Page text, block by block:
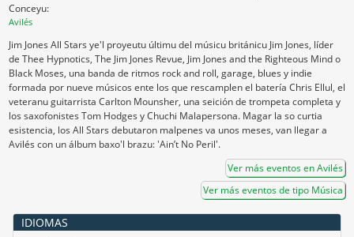
Conceyu:
Avilés
Jim Jones All Stars ye'l proyeutu últimu del músicu británicu Jim Jones, líder
de Thee Hypnotics, The Jim Jones Revue, Jim Jones and the Righteous Mind o
Black Moses, una banda de ritmos rock and roll, garage, blues y indie
formada por nueve músicos ente los que rescamplen el batería Chris Ellul, el
veteranu guitarrista Carlton Mounsher, una seición de trompeta completa y
los saxofonistes Tom Hodges y Chuchi Malapersona. Magar la so curtia
esistencia, los All Stars debutaron malpenes va unos meses, van llegar a
Avilés con un álbum baxo'l brazu: 'Ain’t No Peril'.
Ver más eventos en Avilés
Ver más eventos de tipo Música
IDIOMAS